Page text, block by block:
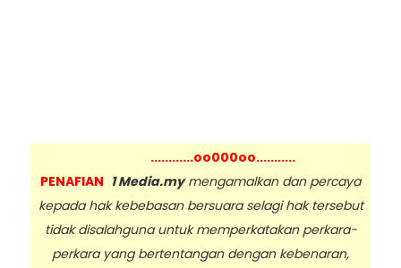
............oo000oo...........
PENAFIAN 1 Media.mymengamalkan dan percaya
kepada hak kebebasan bersuara selagi hak tersebut
tidak disalahguna untuk memperkatakan perkara-
perkara yang bertentangan dengan kebenaran,